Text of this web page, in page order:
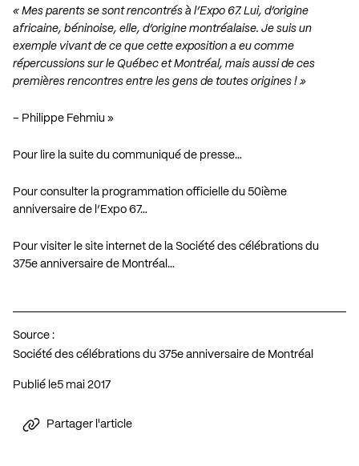
« Mes parents se sont rencontrés à l’Expo 67. Lui, d’origine
africaine, béninoise, elle, d’origine montréalaise. Je suis un
exemple vivant de ce que cette exposition a eu comme
répercussions sur le Québec et Montréal, mais aussi de ces
premières rencontres entre les gens de toutes origines ! »
– Philippe Fehmiu »
Pour lire la suite du communiqué de presse…
Pour consulter la programmation officielle du 50ième
anniversaire de l’Expo 67…
Pour visiter le site internet de la Société des célébrations du
375e anniversaire de Montréal…
Source :
Société des célébrations du 375e anniversaire de Montréal
Publié le 5 mai 2017
Partager l'article